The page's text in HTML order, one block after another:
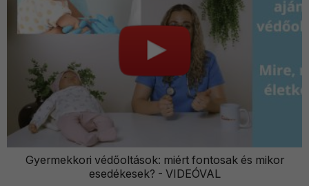
Gyermekkori védőoltások: miért fontosak és mikor
esedékesek? - VIDEÓVAL